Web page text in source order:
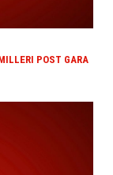
POST GARA